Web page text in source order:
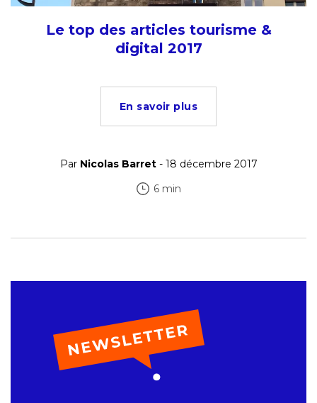
Le top des articles tourisme &
digital 2017
En savoir plus
Par Nicolas Barret- 18 décembre 2017
6 min